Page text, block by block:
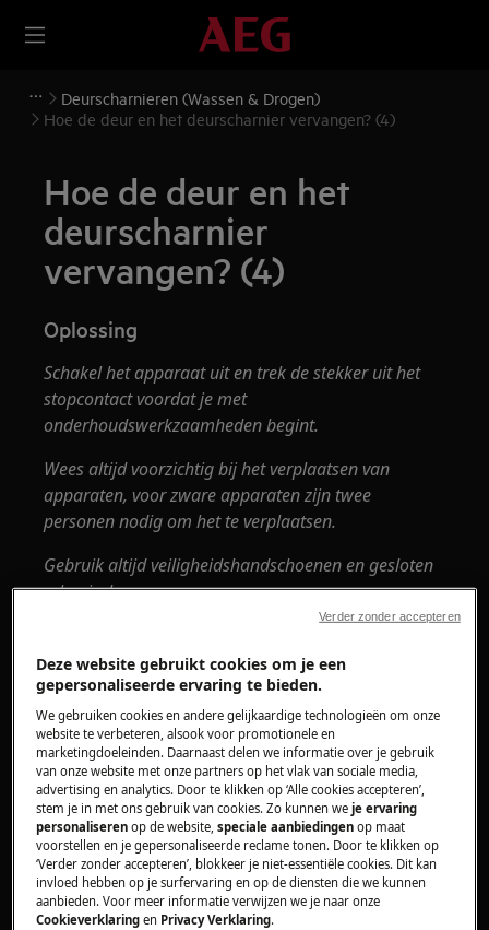
Deurscharnieren (Wassen & Drogen)
Hoe de deur en het deurscharnier vervangen? (4)
Hoe de deur en het
deurscharnier
vervangen? (4)
Oplossing
Schakel het apparaat uit en trek de stekker uit het
stopcontact voordat je met
onderhoudswerkzaamhedenbegint.
Wees altijd voorzichtig bij het verplaatsen van
apparaten, voor zware apparaten zijn twee
personen nodig om het te verplaatsen.
Gebruik altijd veiligheidshandschoenen en gesloten
schoeisel.
professionele reparatie gevolgen kan hebben voor
de veiligheid als deze niet correct wordt uitgevoerd.
Hoe de deur en het deurscharnier
demonteren en monteren?
1. Deurscharnier met schroeven aan de kast
bevestigd
Deze website gebruikt cookies om je een
gepersonaliseerde ervaring te bieden.
We gebruiken cookies en andere gelijkaardige technologieën om onze
website te verbeteren, alsook voor promotionele en
marketingdoeleinden. Daarnaast delen we informatie over je gebruik
van onze website met onze partners op het vlak van sociale media,
advertising en analytics. Door te klikken op ‘Alle cookies accepteren’,
stem je in met ons gebruik van cookies. Zo kunnen weje ervaring
personaliseren op de website,speciale aanbiedingen op maat
voorstellen en je gepersonaliseerde reclame tonen. Door te klikken op
‘Verder zonder accepteren’, blokkeer je niet-essentiële cookies. Dit kan
invloed hebben op je surfervaring en op de diensten die we kunnen
aanbieden. Voor meer informatie verwijzen we je naar onze
Cookieverklaring en Privacy Verklaring.
Verder zonder accepteren